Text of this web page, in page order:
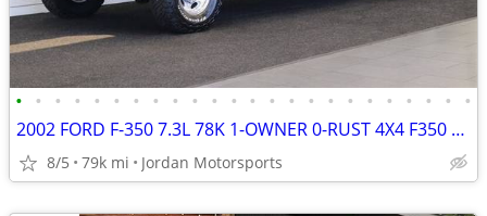
• • • • • • • • • • • • • • • • • • • • • • • •
2002 FORD F-350 7.3L 78K 1-OWNER 0-RUST 4X4 F350 F250 2003 2001 2000
8/5 79k mi Jordan Motorsports